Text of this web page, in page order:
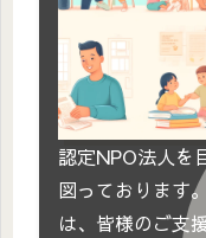
認定NPO法人を
図っております
は、皆様のご支